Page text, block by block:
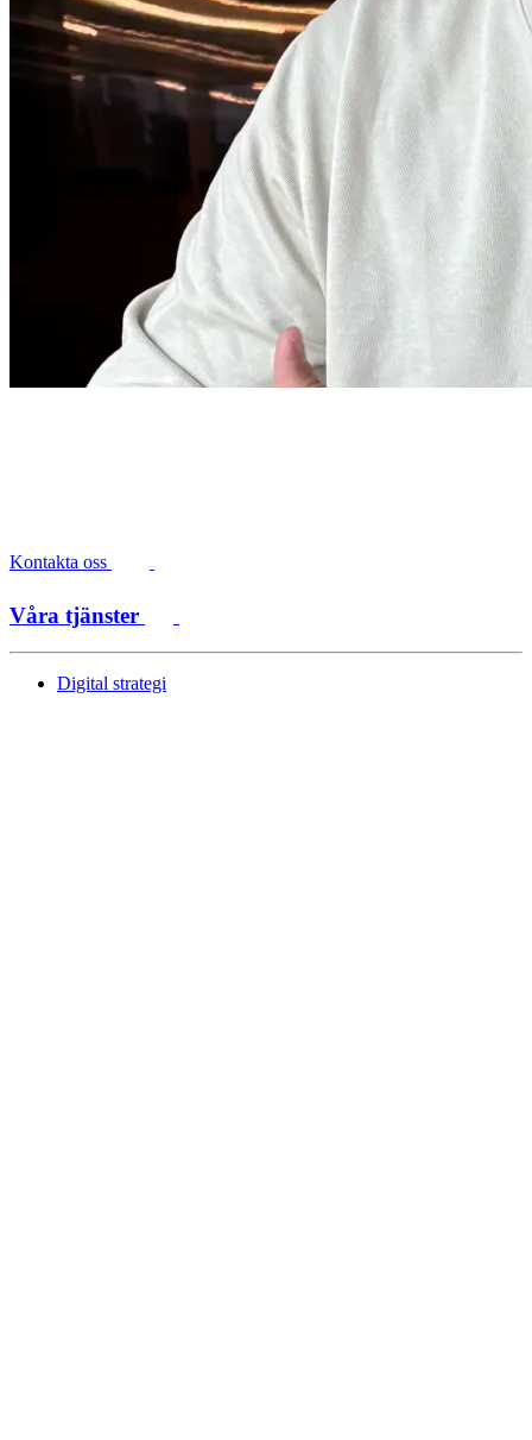
Kontakta oss
Våra tjänster
Digital strategi